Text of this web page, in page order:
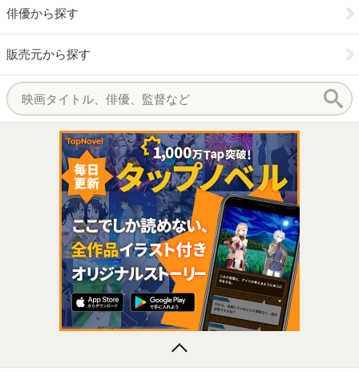
俳優から探す
販売元から探す